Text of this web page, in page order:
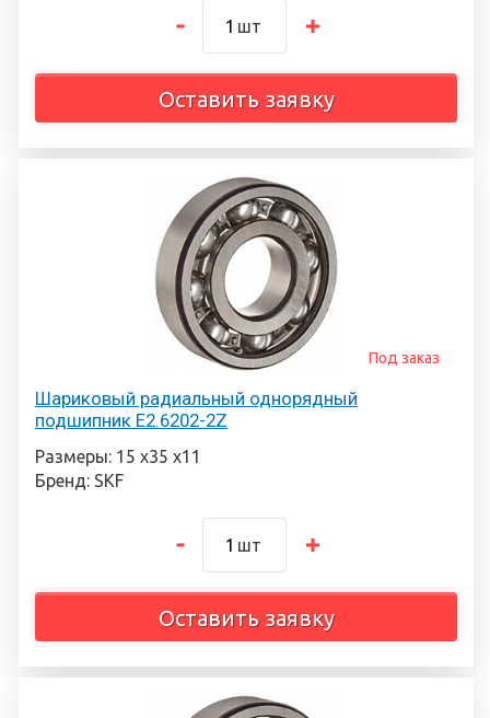
шт
Оставить заявку
Шариковый радиальный однорядный
подшипник E2.6202-2Z
Под заказ
Размеры: 15 х35 х11
Бренд: SKF
шт
Оставить заявку